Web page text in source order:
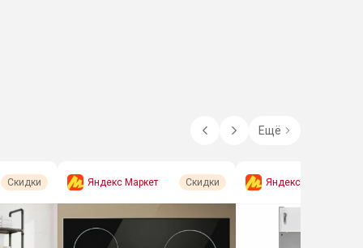
Ещё
Скидки Яндекс Маркет Скидки Яндекс Маркет